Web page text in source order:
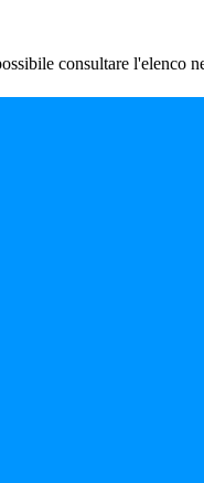
consultare l'elenco